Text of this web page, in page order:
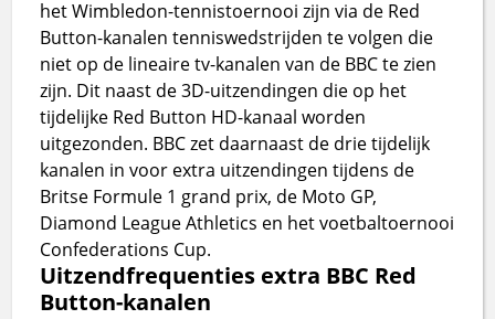
het Wimbledon-tennistoernooi zijn via de Red
Button-kanalen tenniswedstrijden te volgen die
niet op de lineaire tv-kanalen van de BBC te zien
zijn. Dit naast de 3D-uitzendingen die op het
tijdelijke Red Button HD-kanaal worden
uitgezonden. BBC zet daarnaast de drie tijdelijk
kanalen in voor extra uitzendingen tijdens de
Britse Formule 1 grand prix, de Moto GP,
Diamond League Athletics en het voetbaltoernooi
Confederations Cup.
Uitzendfrequenties extra BBC Red
Button-kanalen